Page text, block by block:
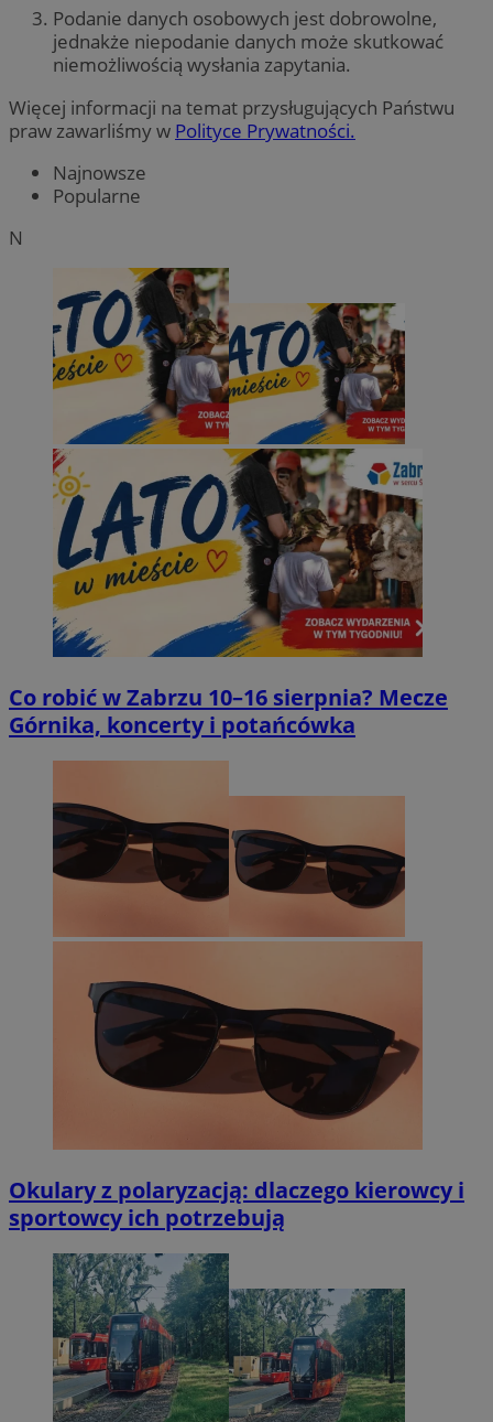
Podanie danych osobowych jest dobrowolne,
jednakże niepodanie danych może skutkować
niemożliwością wysłania zapytania.
Więcej informacji na temat przysługujących Państwu
praw zawarliśmy w Polityce Prywatności.
Najnowsze
Popularne
N
Co robić w Zabrzu 10–16 sierpnia? Mecze
Górnika, koncerty i potańcówka
Okulary z polaryzacją: dlaczego kierowcy i
sportowcy ich potrzebują